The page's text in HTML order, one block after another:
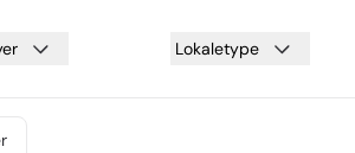
Lokaletype